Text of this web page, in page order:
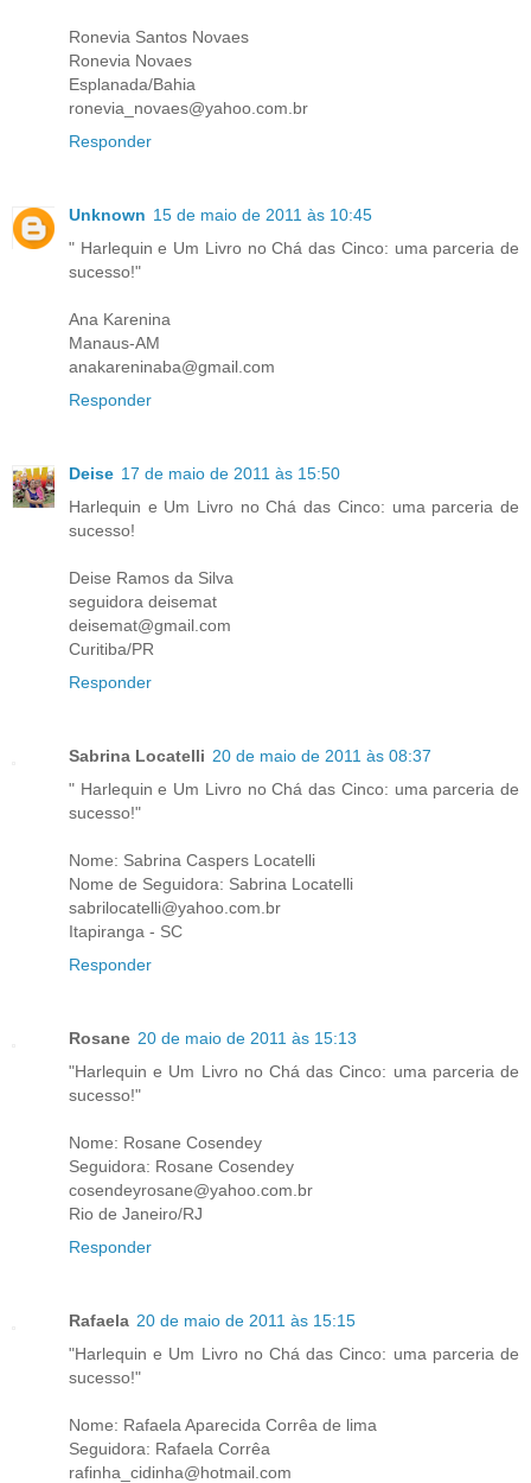
Ronevia Santos Novaes
Ronevia Novaes
Esplanada/Bahia
ronevia_novaes@yahoo.com.br
Responder
Unknown 15 de maio de 2011 às 10:45
" Harlequin e Um Livro no Chá das Cinco: uma parceria de
sucesso!"
Ana Karenina
Manaus-AM
anakareninaba@gmail.com
Responder
Deise 17 de maio de 2011 às 15:50
Harlequin e Um Livro no Chá das Cinco: uma parceria de
sucesso!
Deise Ramos da Silva
seguidora deisemat
deisemat@gmail.com
Curitiba/PR
Responder
Sabrina Locatelli 20 de maio de 2011 às 08:37
" Harlequin e Um Livro no Chá das Cinco: uma parceria de
sucesso!"
Nome: Sabrina Caspers Locatelli
Nome de Seguidora: Sabrina Locatelli
sabrilocatelli@yahoo.com.br
Itapiranga - SC
Responder
Rosane 20 de maio de 2011 às 15:13
"Harlequin e Um Livro no Chá das Cinco: uma parceria de
sucesso!"
Nome: Rosane Cosendey
Seguidora: Rosane Cosendey
cosendeyrosane@yahoo.com.br
Rio de Janeiro/RJ
Responder
Rafaela 20 de maio de 2011 às 15:15
"Harlequin e Um Livro no Chá das Cinco: uma parceria de
sucesso!"
Nome: Rafaela Aparecida Corrêa de lima
Seguidora: Rafaela Corrêa
rafinha_cidinha@hotmail.com